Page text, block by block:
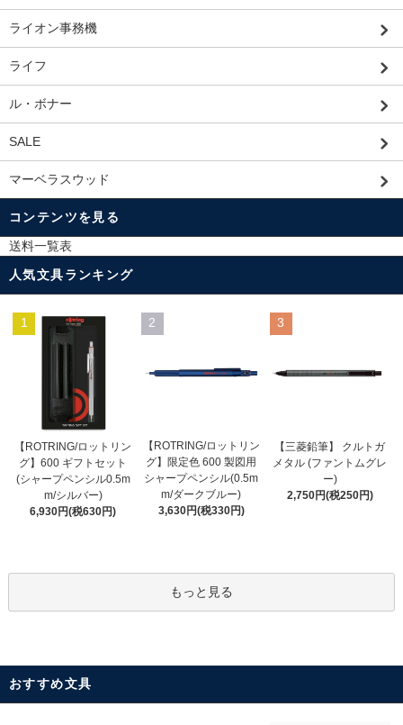
ライオン事務機
ライフ
ル・ボナー
SALE
マーベラスウッド
コンテンツを見る
送料一覧表
人気文具ランキング
1
【ROTRING/ロットリン
グ】600 ギフトセット
(シャープペンシル0.5m
m/シルバー)
6,930円(税630円)
2
【ROTRING/ロットリン
グ】限定色 600 製図用
シャープペンシル(0.5m
m/ダークブルー)
3,630円(税330円)
3
【三菱鉛筆】 クルトガ
メタル (ファントムグレ
ー)
2,750円(税250円)
もっと見る
おすすめ文具